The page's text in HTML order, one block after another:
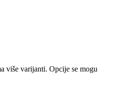
više varijanti. Opcije se mogu